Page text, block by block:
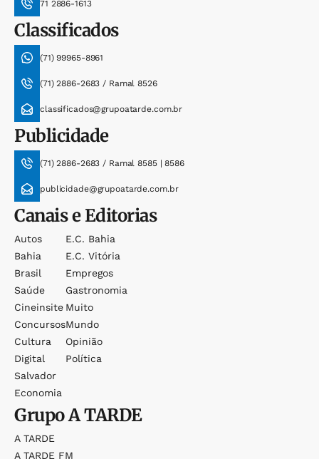
71 2886-1613
Classificados
(71) 99965-8961
(71) 2886-2683 / Ramal 8526
classificados@grupoatarde.com.br
Publicidade
(71) 2886-2683 / Ramal 8585 | 8586
publicidade@grupoatarde.com.br
Canais e Editorias
Autos
Bahia
Brasil
Saúde
Cineinsite
Concursos
Cultura
Digital
Salvador
Economia
E.c. Bahia
E.c. Vitória
Empregos
Gastronomia
Muito
Mundo
Opinião
Política
GrupoA TARDE
A TARDE
A TARDE FM